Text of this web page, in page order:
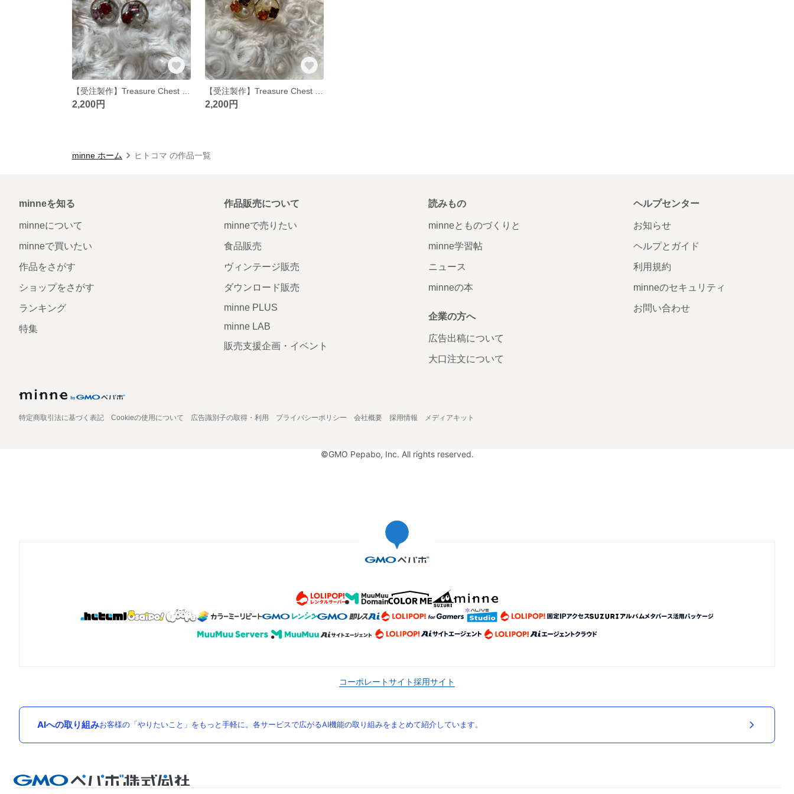
2,200円 2,200円
minne ホーム ヒトコマ の作品一覧
minneを知る
minneについて
minneで買いたい
作品をさがす
ショップをさがす
ランキング
特集
作品販売について
minneで売りたい
食品販売
ヴィンテージ販売
ダウンロード販売
minne PLUS
minne LAB
販売支援企画・イベント
読みもの
minneとものづくりと
minne学習帖
ニュース
minneの本
企業の方へ
広告出稿について
大口注文について
ヘルプセンター
お知らせ
ヘルプとガイド
利用規約
minneのセキュリティ
お問い合わせ
特定商取引法に基づく表記 Cookieの使用について 広告識別子の取得・利用 プライバシーポリシー 会社概要 採用情報 メディアキット
©GMO Pepabo, Inc. All rights reserved.
コーポレートサイト採用サイト
AIへの取り組みお客様の「やりたいこと」をもっと手軽に。各サービスで広がるAI機能の取り組みをまとめて紹介しています。